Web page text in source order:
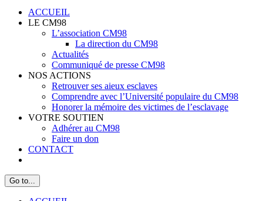
ACCUEIL
LE CM98
L’association CM98
La direction du CM98
Actualités
Communiqué de presse CM98
NOS ACTIONS
Retrouver ses aieux esclaves
Comprendre avec l’Université populaire du CM98
Honorer la mémoire des victimes de l’esclavage
VOTRE SOUTIEN
Adhérer au CM98
Faire un don
CONTACT
Go to...